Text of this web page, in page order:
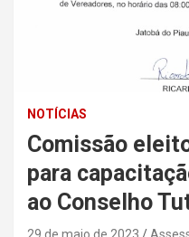
NOTÍCIAS
Comissão
para
ao Conselho